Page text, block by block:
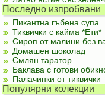
Последно изпробвани
Пикантна гъбена супа
Тиквички с кайма *Ети*
Сироп от малини без
Домашен шоколад
Смлян таратор
Баклава с готови
Палачинки от тиквички
Популярни колекции